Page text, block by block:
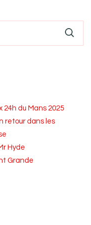
24h du Mans 2025
retour dans les
Hyde
Grande